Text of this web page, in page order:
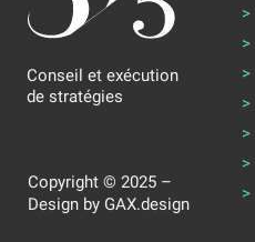
Conseil et exécution
de stratégies
Copyright © 2025 –
Design by GAX.design